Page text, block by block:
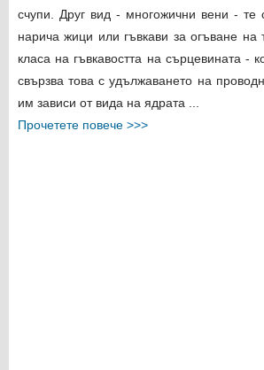
счупи. Друг вид - многожични вени - те
нарича жици или гъвкави за огъване
класа на гъвкавостта на сърцевината -
свързва това с удължаването на
им зависи от вида на ядрата ...
Прочетете повече >>>